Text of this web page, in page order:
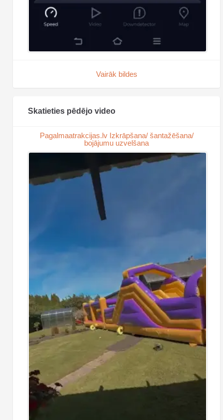
Vairāk bildes
Skatieties pēdējo video
Pagalmaatrakcijas.lv Izkrāpšana/ šantažēšana/
bojājumu uzvelšana